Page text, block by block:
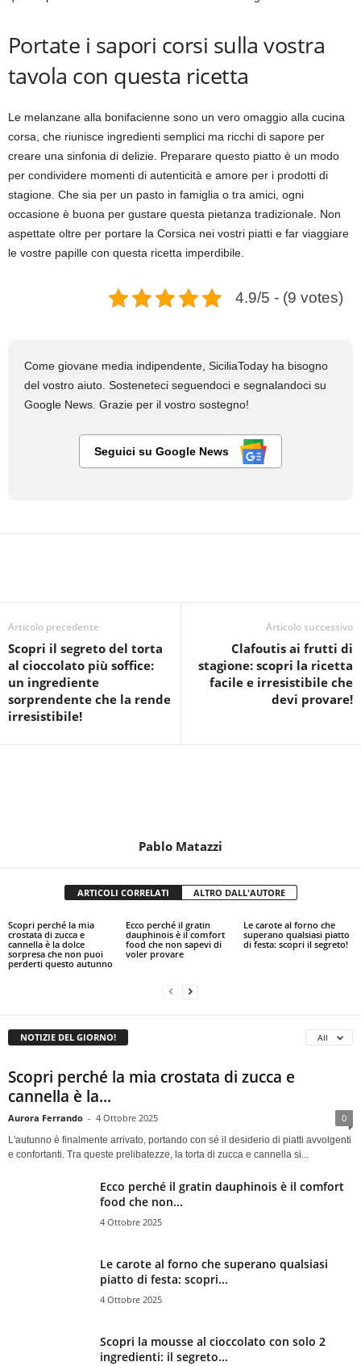
Portate i sapori corsi sulla vostra
tavola con questa ricetta
Le melanzane alla bonifacienne sono un vero omaggio alla cucina
corsa, che riunisce ingredienti semplici ma ricchi di sapore per
creare una sinfonia di delizie. Preparare questo piatto è un modo
per condividere momenti di autenticità e amore per i prodotti di
stagione. Che sia per un pasto in famiglia o tra amici, ogni
occasione è buona per gustare questa pietanza tradizionale. Non
aspettate oltre per portare la Corsica nei vostri piatti e far viaggiare
le vostre papille con questa ricetta imperdibile.
4.9/5 - (9 votes)
Come giovane media indipendente, SiciliaToday ha bisogno
del vostro aiuto. Sosteneteci seguendoci e segnalandoci su
Google News. Grazie per il vostro sostegno!
Seguici su Google News
Articolo precedente
Scopri il segreto del torta
al cioccolato più soffice:
un ingrediente
sorprendente che la rende
irresistibile!
Articolo successivo
Clafoutis ai frutti di
stagione: scopri la ricetta
facile e irresistibile che
devi provare!
Pablo Matazzi
ARTICOLI CORRELATI ALTRO DALL'AUTORE
Scopri perché la mia
crostata di zucca e
cannella è la dolce
sorpresa che non puoi
perderti questo autunno
Ecco perché il gratin
dauphinois è il comfort
food che non sapevi di
voler provare
Le carote al forno che
superano qualsiasi piatto
di festa: scopri il segreto!
NOTIZIE DEL GIORNO! All
Scopri perché la mia crostata di zucca e
cannella è la...
Aurora Ferrando - 4 Ottobre 2025 0
L'autunno è finalmente arrivato, portando con sé il desiderio di piatti avvolgenti
e confortanti. Tra queste prelibatezze, la torta di zucca e cannella si...
Ecco perché il gratin dauphinois è il comfort
food che non...
4 Ottobre 2025
Le carote al forno che superano qualsiasi
piatto di festa: scopri...
4 Ottobre 2025
Scopri la mousse al cioccolato con solo 2
ingredienti: il segreto...